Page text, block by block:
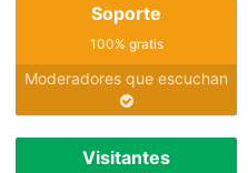
Soporte
100% gratis
Moderadores que escuchan
Visitantes